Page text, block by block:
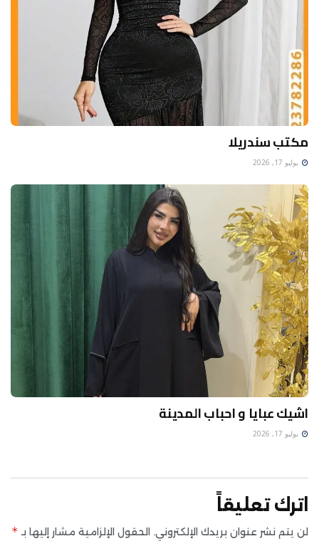
مكتب سندريلا
يوليو 17, 2026
اشيك عبايا و احباب المدينة
يوليو 17, 2026
اترك تعليقاً
لن يتم نشر عنوان بريدك الإلكتروني. الحقول الإلزامية مشار إليها بـ *